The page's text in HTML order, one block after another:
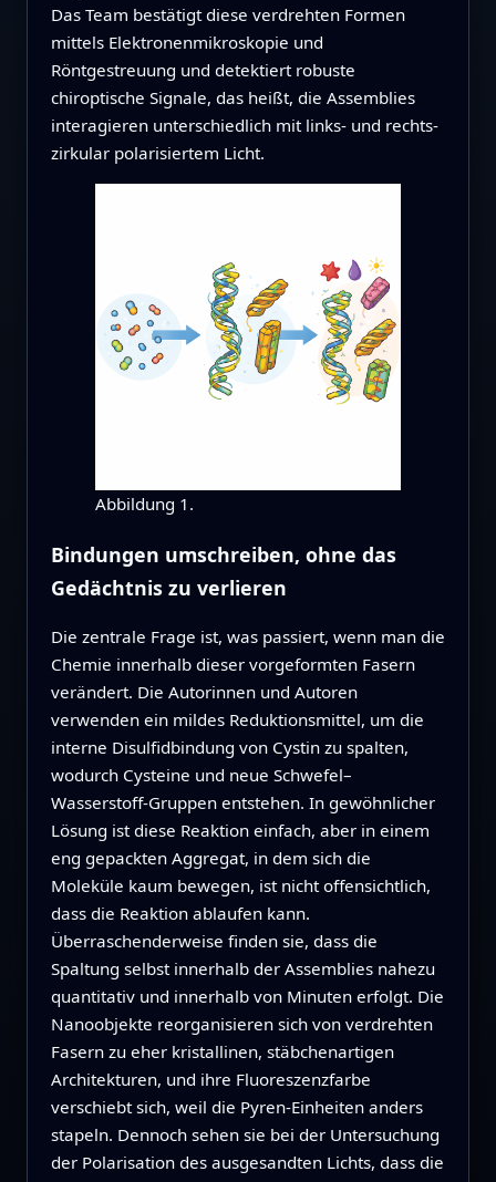
Das Team bestätigt diese verdrehten Formen
mittels Elektronenmikroskopie und
Röntgestreuung und detektiert robuste
chiroptische Signale, das heißt, die Assemblies
interagieren unterschiedlich mit links- und rechts-
zirkular polarisiertem Licht.
Abbildung 1.
Bindungen umschreiben, ohne das
Gedächtnis zu verlieren
Die zentrale Frage ist, was passiert, wenn man die
Chemie innerhalb dieser vorgeformten Fasern
verändert. Die Autorinnen und Autoren
verwenden ein mildes Reduktionsmittel, um die
interne Disulfidbindung von Cystin zu spalten,
wodurch Cysteine und neue Schwefel–
Wasserstoff-Gruppen entstehen. In gewöhnlicher
Lösung ist diese Reaktion einfach, aber in einem
eng gepackten Aggregat, in dem sich die
Moleküle kaum bewegen, ist nicht offensichtlich,
dass die Reaktion ablaufen kann.
Überraschenderweise finden sie, dass die
Spaltung selbst innerhalb der Assemblies nahezu
quantitativ und innerhalb von Minuten erfolgt. Die
Nanoobjekte reorganisieren sich von verdrehten
Fasern zu eher kristallinen, stäbchenartigen
Architekturen, und ihre Fluoreszenzfarbe
verschiebt sich, weil die Pyren-Einheiten anders
stapeln. Dennoch sehen sie bei der Untersuchung
der Polarisation des ausgesandten Lichts, dass die